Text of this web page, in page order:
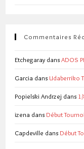
Commentaires
Etchegaray dansADOS
Garcia dans Udaberriko
Popielski Andrzej dans
izena dans Début
Capdeville dans Début